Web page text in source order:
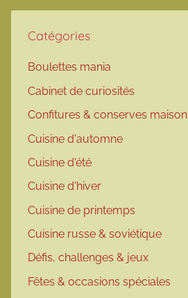
Catégories
Boulettes mania
Cabinet de curiosités
Confitures & conserves maison
Cuisine d'automne
Cuisine d'été
Cuisine d'hiver
Cuisine de printemps
Cuisine russe & soviétique
Défis, challenges & jeux
Fêtes & occasions spéciales